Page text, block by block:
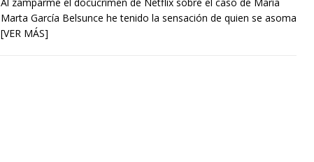
Marta García Belsunce he tenido la sensación de quien se asoma
[VER MÁS]